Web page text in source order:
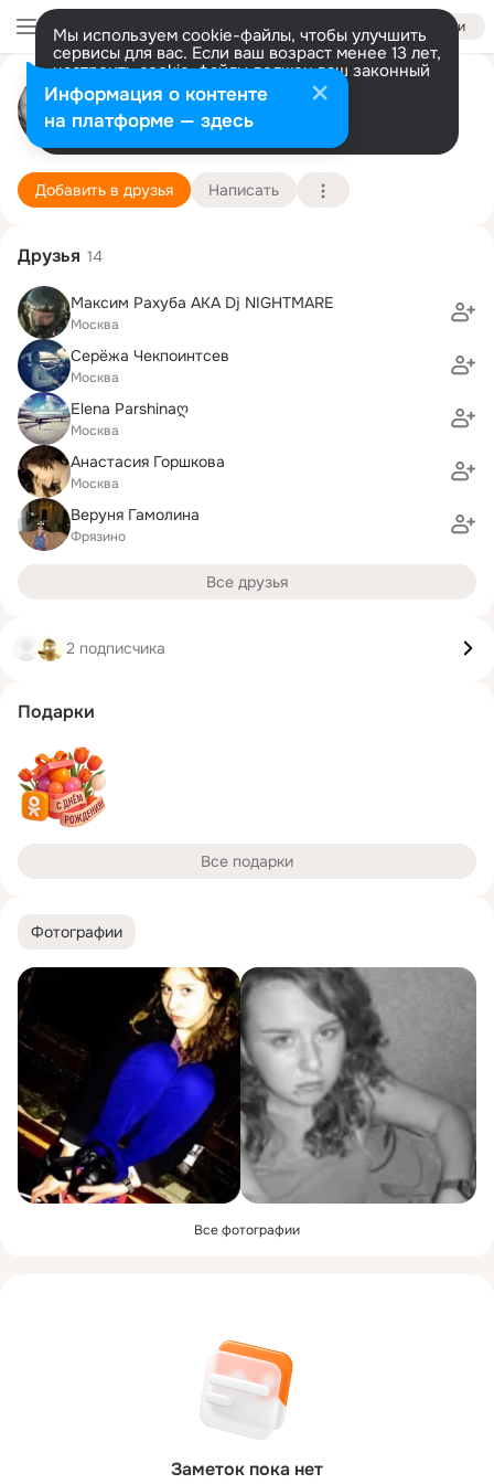
Войти
Мы используем cookie-файлы, чтобы улучшить
сервисы для вас. Если ваш возраст менее 13 лет,
настроить cookie-файлы должен ваш законный
представитель. Больше информации
Разрешить все Настроить
Евгения Грабилина
Москва
29 сентября (34 года)
1548 лицей
Подробнее
Добавить в друзья Написать
Фотографии
Все фотографии
Заметок пока нет
Друзья 14
Максим Рахуба АКА Dj NIGHTMARE
Москва
Серёжа Чекпоинтсев
Москва
Elena Parshinaღ
Москва
Анастасия Горшкова
Москва
Веруня Гамолина
Фрязино
Все друзья
2 подписчика
Подарки
Все подарки
Информация о контенте
на платформе — здесь